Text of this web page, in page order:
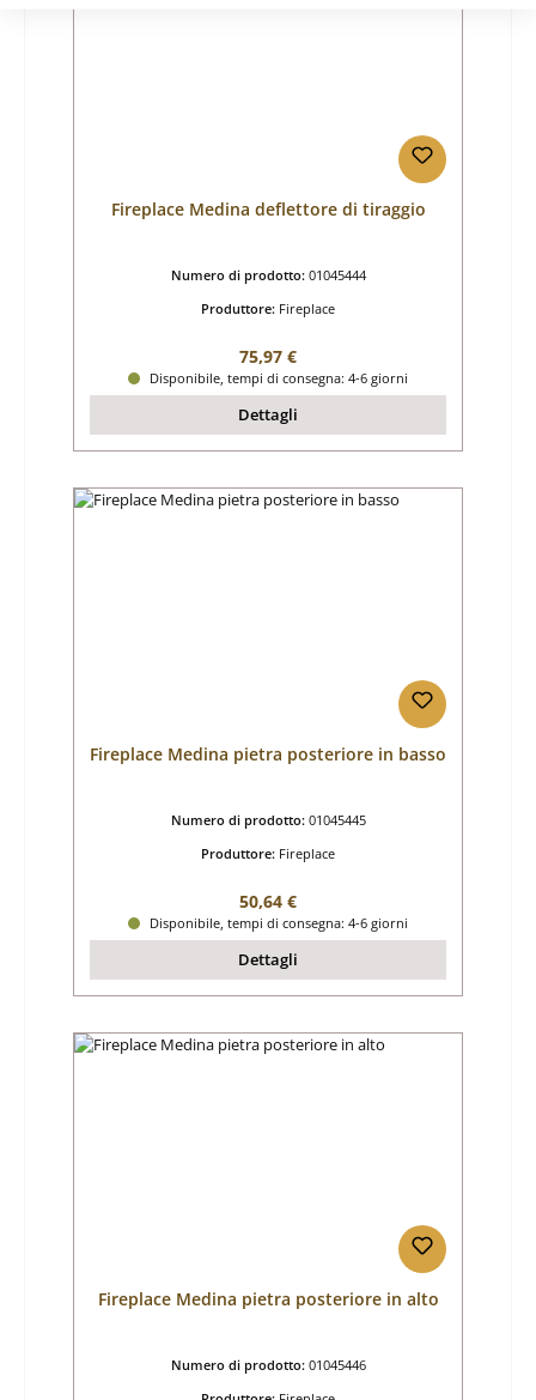
Fireplace Medina deflettore di tiraggio
Numero di prodotto: 01045444
Produttore: Fireplace
Prezzo normale:
75,97 €
Disponibile, tempi di consegna: 4-6 giorni
Dettagli
Fireplace Medina pietra posteriore in basso
Numero di prodotto: 01045445
Produttore: Fireplace
Prezzo normale:
50,64 €
Disponibile, tempi di consegna: 4-6 giorni
Dettagli
Fireplace Medina pietra posteriore in alto
Numero di prodotto: 01045446